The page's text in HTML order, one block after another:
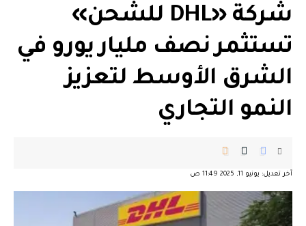
شركة «DHL للشحن»
تستثمر نصف مليار يورو في
الشرق الأوسط لتعزيز
النمو التجاري
آخر تعديل: يونيو 11, 2025 11:49 ص